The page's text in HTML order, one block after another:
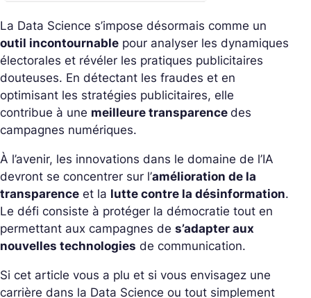
La Data Science s’impose désormais comme un
outil incontournable pour analyser les dynamiques
électorales et révéler les pratiques publicitaires
douteuses. En détectant les fraudes et en
optimisant les stratégies publicitaires, elle
contribue à une meilleure transparence des
campagnes numériques.
À l’avenir, les innovations dans le domaine de l’IA
devront se concentrer sur l’amélioration de la
transparence et la lutte contre la désinformation.
Le défi consiste à protéger la démocratie tout en
permettant aux campagnes de s’adapter aux
nouvelles technologies de communication.
Si cet article vous a plu et si vous envisagez une
carrière dans la Data Science ou tout simplement